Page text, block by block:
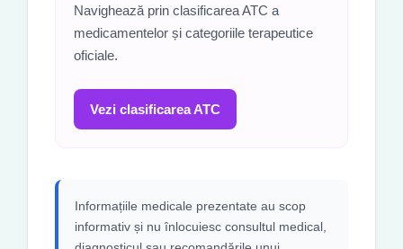
Navighează prin clasificarea ATC a
medicamentelor și categoriile terapeutice
oficiale.
Vezi clasificarea ATC
Informațiile medicale prezentate au scop
informativ și nu înlocuiesc consultul medical,